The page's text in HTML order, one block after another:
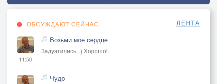
ОБСУЖДАЮТ СЕЙЧАС ЛЕНТА
11:50
Возьми мое сердце
Задуэтились...) Хорошо!..
Чудо